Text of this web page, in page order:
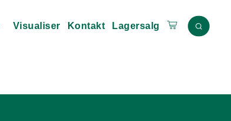
Visualiser Kontakt Lagersalg